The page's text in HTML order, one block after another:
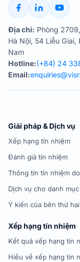
Địa chỉ: Phòng
Hà Nội, 54 Liễu
Nam
Hotline:(+84) 24
Email:
Giải pháp & Dịch vụ
Xếp hạng tín nhiệm
Đánh giá tín nhiệm
Thông tin tín nhiệm
Dịch vụ cho danh
Ý kiến của bên thứ hai
Xếp hạng tín nhiệm
Kết quả xếp hạng tín
Hiểu về xếp hạng tín